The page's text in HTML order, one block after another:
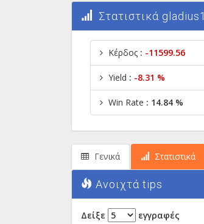
Στατιστικά gladius1
Κέρδος : -11599.56
Yield : -8.31 %
Win Rate : 14.84 %
Γενικά Στατιστικά
Ανοιχτά tips
Δείξε εγγραφές